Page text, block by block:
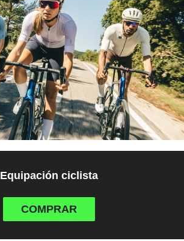
Equipación ciclista
COMPRAR